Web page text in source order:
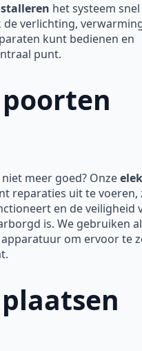
het systeem
verlichting,
kunt bedienen en
punt.
niet meer goed? Onze
reparaties uit te voeren,
en de veiligheid
is. We gebruiken
om ervoor te